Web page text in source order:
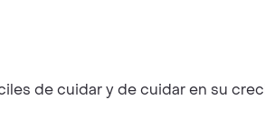
de cuidar y de cuidar en su